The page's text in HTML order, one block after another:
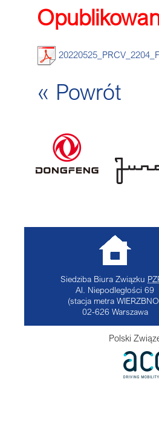
« Powrót
Siedziba Biura Związku
Al. Niepodległości 69
(stacja metra
02-626 Warszawa
Polski